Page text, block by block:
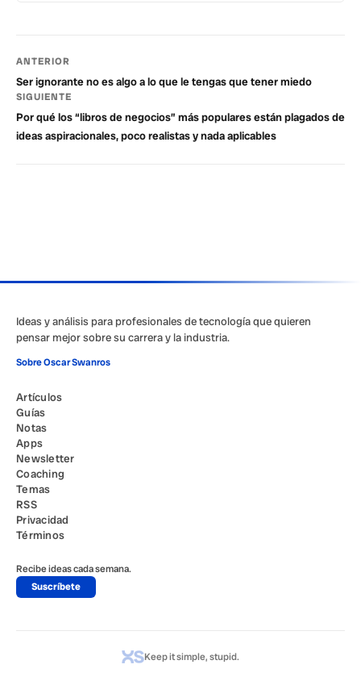
ANTERIOR
Ser ignorante no es algo a lo que le tengas que tener miedo
SIGUIENTE
Por qué los “libros de negocios” más populares están plagados de
ideas aspiracionales, poco realistas y nada aplicables
Ideas y análisis para profesionales de tecnología que quieren
pensar mejor sobre su carrera y la industria.
Sobre Oscar Swanros
Artículos
Guías
Notas
Apps
Newsletter
Coaching
Temas
RSS
Privacidad
Términos
Recibe ideas cada semana.
Suscríbete
Keep it simple, stupid.